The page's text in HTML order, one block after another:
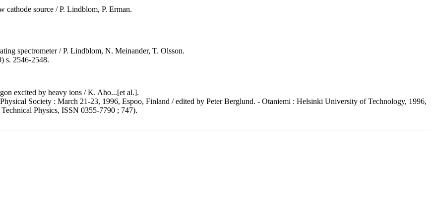
cathode source / P. Lindblom, P. Erman.
spectrometer / P. Lindblom, N. Meinander, T. Olsson.
s. 2546-2548.
excited by heavy ions / K. Aho...[et al.].
Society : March 21-23, 1996, Espoo, Finland / edited by Peter Berglund. - Otaniemi : Helsinki University of Technology, 1996,
Physics, ISSN 0355-7790 ; 747).